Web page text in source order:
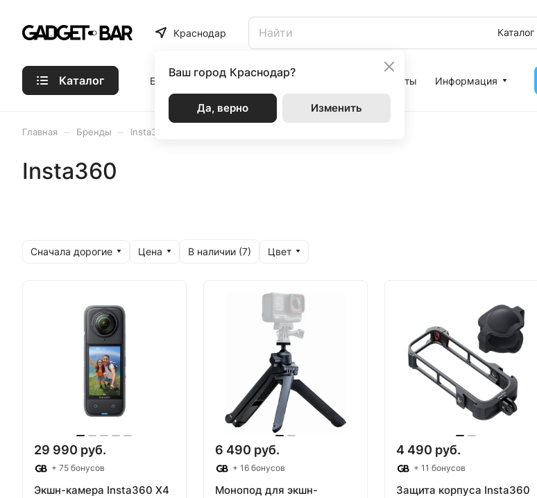
Краснодар
Ваш город Краснодар?
Да, верно Изменить
Каталог
Каталог Бренды Статьи Акции Контакты Информация
Главная Бренды Insta360
Insta360
Сначала дорогие Цена В наличии (7) Цвет
29 990 руб.
+ 75 бонусов
Экшн-камера Insta360 X4
6 490 руб.
+ 16 бонусов
Монопод для экшн-
4 490 руб.
+ 11 бонусов
Защита корпуса Insta360